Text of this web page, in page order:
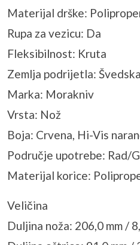
Materijal drške:
Rupa za vezicu: Da
Fleksibilnost: Kruta
Zemlja podrijetla: Švedska
Marka: Morakniv
Vrsta: Nož
Boja: Crvena, Hi-Vis
Područje upotrebe: Rad/
Materijal korice:
Veličina
Duljina noža: 206,0 mm /